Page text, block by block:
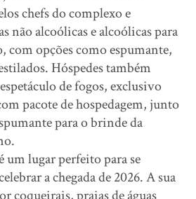
chefs do complexo e
não alcoólicas e alcoólicas para
opções como espumante,
Hóspedes também
de fogos, exclusivo
pacote de hospedagem, junto
para o brinde da
um lugar perfeito para se
a chegada de 2026. A sua